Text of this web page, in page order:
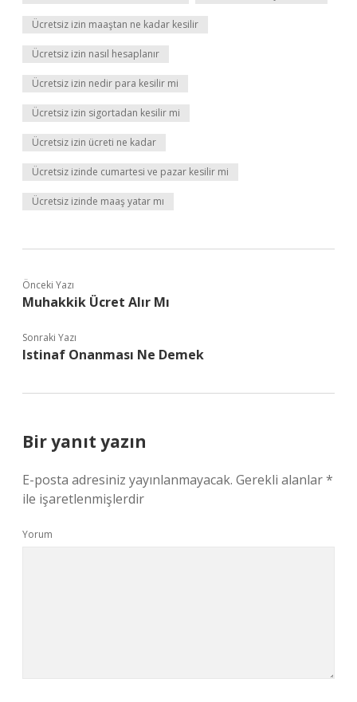
Ücretsiz izin maaştan ne kadar kesilir
Ücretsiz izin nasıl hesaplanır
Ücretsiz izin nedir para kesilir mi
Ücretsiz izin sigortadan kesilir mi
Ücretsiz izin ücreti ne kadar
Ücretsiz izinde cumartesi ve pazar kesilir mi
Ücretsiz izinde maaş yatar mı
Önceki Yazı
Muhakkik Ücret Alır Mı
Sonraki Yazı
Istinaf Onanması Ne Demek
Bir yanıt yazın
E-posta adresiniz yayınlanmayacak. Gerekli alanlar*
ile işaretlenmişlerdir
Yorum